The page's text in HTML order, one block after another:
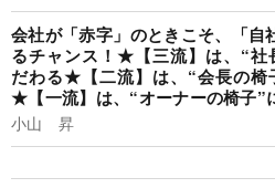
会社が「赤字」のときこそ、「自
るチャンス！★【三流】は、“社
だわる★【二流】は、“会長の椅
★【一流】は、“オーナーの椅子”
小山 昇